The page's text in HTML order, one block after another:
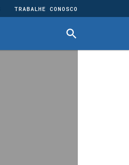
TRABALHE CONOSCO